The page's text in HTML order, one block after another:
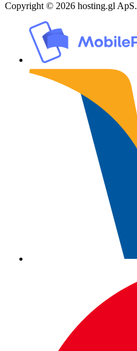
Copyright © 2026 hosting.gl